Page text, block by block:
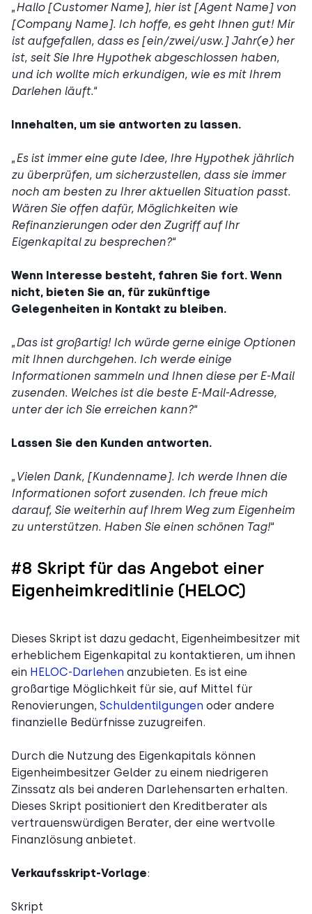
„Hallo [Customer Name], hier ist [Agent Name] von
[Company Name]. Ich hoffe, es geht Ihnen gut! Mir
ist aufgefallen, dass es [ein/zwei/usw.] Jahr(e) her
ist, seit Sie Ihre Hypothek abgeschlossen haben,
und ich wollte mich erkundigen, wie es mit Ihrem
Darlehen läuft.“
Innehalten, um sie antworten zu lassen.
„Es ist immer eine gute Idee, Ihre Hypothek jährlich
zu überprüfen, um sicherzustellen, dass sie immer
noch am besten zu Ihrer aktuellen Situation passt.
Wären Sie offen dafür, Möglichkeiten wie
Refinanzierungen oder den Zugriff auf Ihr
Eigenkapital zu besprechen?“
Wenn Interesse besteht, fahren Sie fort. Wenn
nicht, bieten Sie an, für zukünftige
Gelegenheiten in Kontakt zu bleiben.
„Das ist großartig! Ich würde gerne einige Optionen
mit Ihnen durchgehen. Ich werde einige
Informationen sammeln und Ihnen diese per E-Mail
zusenden. Welches ist die beste E-Mail-Adresse,
unter der ich Sie erreichen kann?“
Lassen Sie den Kunden antworten.
„ Vielen Dank, [Kundenname]. Ich werde Ihnen die
Informationen sofort zusenden. Ich freue mich
darauf, Sie weiterhin auf Ihrem Weg zum Eigenheim
zu unterstützen. Haben Sie einen schönen Tag!“
#8 Skript für das Angebot einer
Eigenheimkreditlinie (HELOC)
Dieses Skript ist dazu gedacht, Eigenheimbesitzer mit
erheblichem Eigenkapital zu kontaktieren, um ihnen
ein HELOC-Darlehen anzubieten. Es ist eine
großartige Möglichkeit für sie, auf Mittel für
Renovierungen, Schuldentilgungen oder andere
finanzielle Bedürfnisse zuzugreifen.
Durch die Nutzung des Eigenkapitals können
Eigenheimbesitzer Gelder zu einem niedrigeren
Zinssatz als bei anderen Darlehensarten erhalten.
Dieses Skript positioniert den Kreditberater als
vertrauenswürdigen Berater, der eine wertvolle
Finanzlösung anbietet.
Verkaufsskript-Vorlage:
Skript